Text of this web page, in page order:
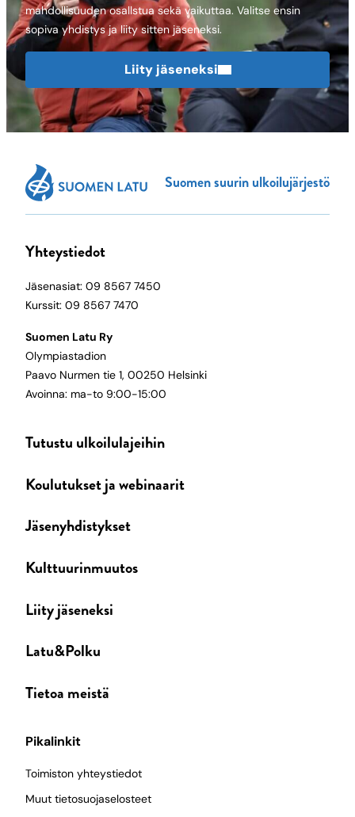
mahdollisuuden osallstua sekä vaikuttaa. Valitse ensin
sopiva yhdistys ja liity sitten jäseneksi.
Liity jäseneksi
Suomen suurin ulkoilujärjestö
Yhteystiedot
Jäsenasiat: 09 8567 7450
Kurssit: 09 8567 7470
Suomen Latu Ry
Olympiastadion
Paavo Nurmen tie 1, 00250 Helsinki
Avoinna: ma-to 9:00-15:00
Tutustu ulkoilulajeihin
Koulutukset ja webinaarit
Jäsenyhdistykset
Kulttuurinmuutos
Liity jäseneksi
Latu&Polku
Tietoa meistä
Pikalinkit
Toimiston yhteystiedot
Muut tietosuojaselosteet